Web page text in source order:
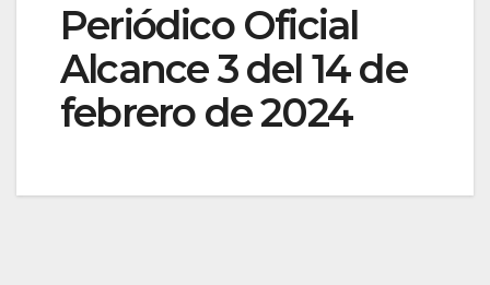
Periódico Oficial
Alcance 3 del 14 de
febrero de 2024